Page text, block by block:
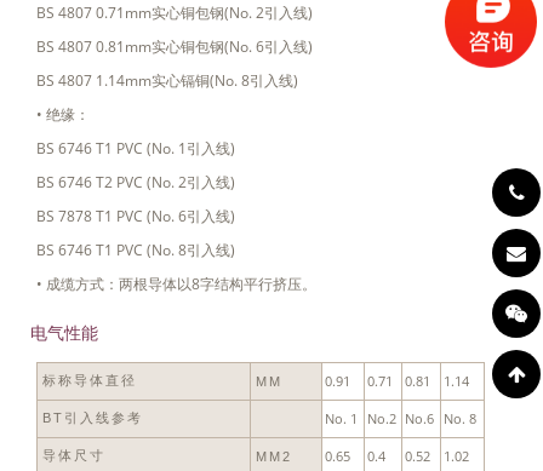
BS 4807 0.71mm实心铜包钢(No. 2引入线)
BS 4807 0.81mm实心铜包钢(No. 6引入线)
BS 4807 1.14mm实心镉铜(No. 8引入线)
• 绝缘：
BS 6746 T1 PVC (No. 1引入线)
BS 6746 T2 PVC (No. 2引入线)
BS 7878 T1 PVC (No. 6引入线)
BS 6746 T1 PVC (No. 8引入线)
• 成缆方式：两根导体以8字结构平行挤压。
电气性能
标称导体直径 MM 0.91 0.71 0.81 1.14
BT引入线参考 No. 1 No.2 No.6 No. 8
导体尺寸 MM2 0.65 0.4 0.52 1.02